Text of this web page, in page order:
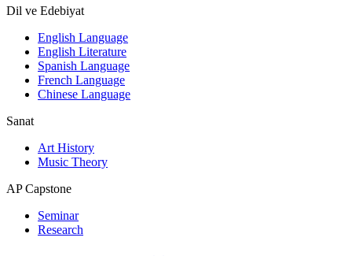
Dil ve Edebiyat
English Language
English Literature
Spanish Language
French Language
Chinese Language
Sanat
Art History
Music Theory
AP Capstone
Seminar
Research